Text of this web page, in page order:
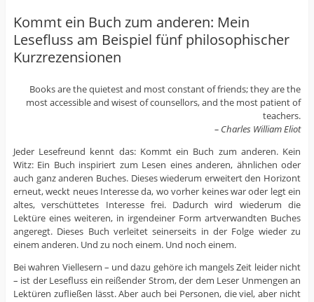
Kommt ein Buch zum anderen: Mein
Lesefluss am Beispiel fünf philosophischer
Kurzrezensionen
Books are the quietest and most constant of friends; they are the
most accessible and wisest of counsellors, and the most patient of
teachers.
– Charles William Eliot
Jeder Lesefreund kennt das: Kommt ein Buch zum anderen. Kein
Witz: Ein Buch inspiriert zum Lesen eines anderen, ähnlichen oder
auch ganz anderen Buches. Dieses wiederum erweitert den Horizont
erneut, weckt neues Interesse da, wo vorher keines war oder legt ein
altes, verschüttetes Interesse frei. Dadurch wird wiederum die
Lektüre eines weiteren, in irgendeiner Form artverwandten Buches
angeregt. Dieses Buch verleitet seinerseits in der Folge wieder zu
einem anderen. Und zu noch einem. Und noch einem.
Bei wahren Viellesern – und dazu gehöre ich mangels Zeit leider nicht
– ist der Lesefluss ein reißender Strom, der dem Leser Unmengen an
Lektüren zufließen lässt. Aber auch bei Personen, die viel, aber nicht